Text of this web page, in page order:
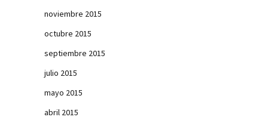
noviembre 2015
octubre 2015
septiembre 2015
julio 2015
mayo 2015
abril 2015